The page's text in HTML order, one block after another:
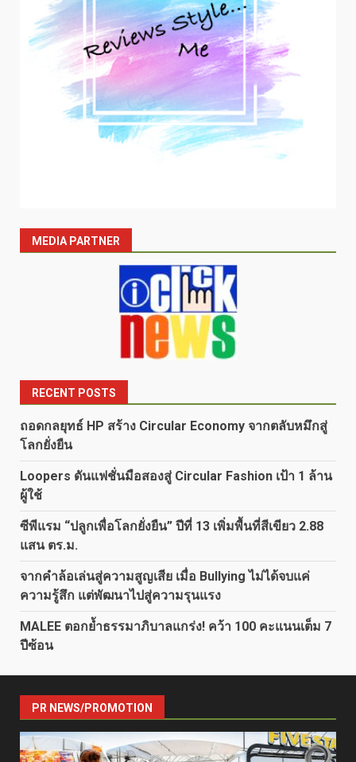
MEDIA PARTNER
RECENT POSTS
ถอดกลยุทธ์ HP สร้าง Circular Economy จากตลับหมึกสู่
โลกยั่งยืน
Loopers ดันแฟชั่นมือสองสู่ Circular Fashion เป้า 1 ล้าน
ผู้ใช้
ซีพีแรม “ปลูกเพื่อโลกยั่งยืน” ปีที่ 13 เพิ่มพื้นที่สีเขียว 2.88
แสน ตร.ม.
จากคำล้อเล่นสู่ความสูญเสีย เมื่อ Bullying ไม่ได้จบแค่
ความรู้สึก แต่พัฒนาไปสู่ความรุนแรง
MALEE ตอกย้ำธรรมาภิบาลแกร่ง! คว้า 100 คะแนนเต็ม 7
ปีซ้อน
PR NEWS/PROMOTION